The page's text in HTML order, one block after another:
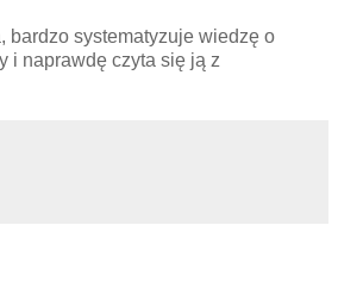
bardzo systematyzuje wiedzę o
i naprawdę czyta się ją z